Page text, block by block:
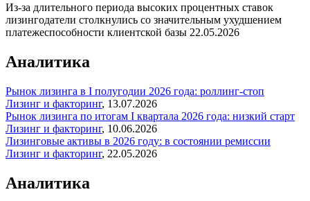
Из-за длительного периода высоких процентных ставок
лизингодатели столкнулись со значительным ухудшением
платежеспособности клиентской базы 22.05.2026
Аналитика
Рынок лизинга в I полугодии 2026 года: роллинг-стоп
Лизинг и факторинг, 13.07.2026
Рынок лизинга по итогам I квартала 2026 года: низкий старт
Лизинг и факторинг, 10.06.2026
Лизинговые активы в 2026 году: в состоянии ремиссии
Лизинг и факторинг, 22.05.2026
Аналитика